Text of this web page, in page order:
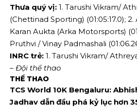
Thưa quý vị: 1. Tarushi Vikram/
(Chettinad Sporting) (01:05:17.0);
Karan Aukta (Arka Motorsports)
Pruthvi / Vinay Padmashali
INRC trẻ: 1. Tarushi Vikram/
– Đội thể thao
THỂ THAO
TCS World 10K Bengaluru:
Jadhav dẫn đầu phá kỷ lục hơn